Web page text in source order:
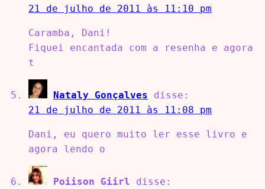
21 de julho de 2011 às 11:10 pm
Caramba, Dani!
Fiquei encantada com a resenha e agora
t
Nataly Gonçalves
disse:
21 de julho de 2011 às 11:08 pm
Dani, eu quero muito ler esse livro e
agora lendo o
Poiison Giirl
disse: